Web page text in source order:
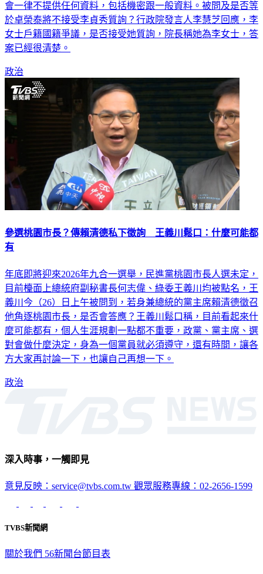
會一律不提供任何資料，包括機密跟一般資料。被問及是否等
於卓榮泰將不接受李貞秀質詢？行政院發言人李慧芝回應，李
女士戶籍國籍爭議，是否接受她質詢，院長稱她為李女士，答
案已經很清楚。
政治
參選桃園市長？傳賴清德私下徵詢 王義川鬆口：什麼可能都
有
年底即將迎來2026年九合一選舉，民進黨桃園市長人選未定，
目前檯面上總統府副秘書長何志偉、綠委王義川均被點名，王
義川今（26）日上午被問到，若身兼總統的黨主席賴清德徵召
他角逐桃園市長，是否會答應？王義川鬆口稱，目前看起來什
麼可能都有，個人生涯規劃一點都不重要，政黨、黨主席、選
對會做什麼決定，身為一個黨員就必須遵守，還有時間，讓各
方大家再討論一下，也讓自己再想一下。
政治
深入時事，一觸即見
意見反映：service@tvbs.com.tw 觀眾服務專線：02-2656-1599
TVBS新聞網
關於我們 56新聞台節目表